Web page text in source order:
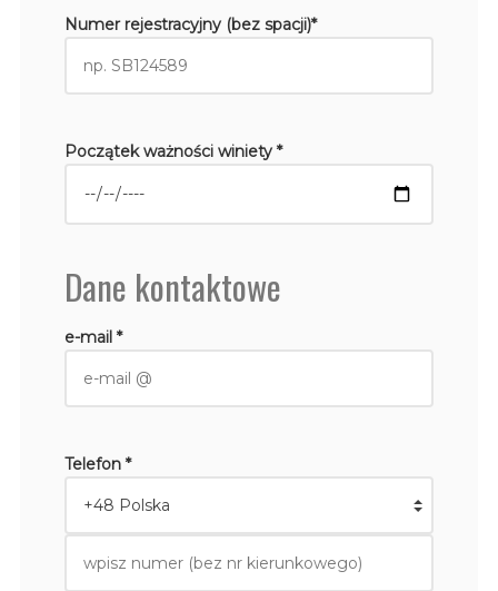
Numer rejestracyjny (bez spacji)*
Początek ważności winiety *
Dane kontaktowe
e-mail *
Telefon *